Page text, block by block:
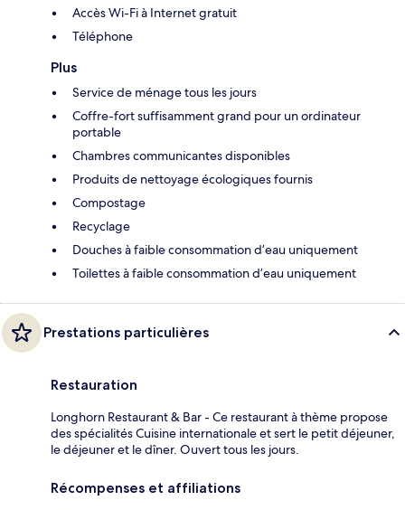
Accès Wi-Fi à Internet gratuit
Téléphone
Plus
Service de ménage tous les jours
Coffre-fort suffisamment grand pour un ordinateur
portable
Chambres communicantes disponibles
Produits de nettoyage écologiques fournis
Compostage
Recyclage
Douches à faible consommation d’eau uniquement
Toilettes à faible consommation d’eau uniquement
Prestations particulières
Restauration
Longhorn Restaurant & Bar - Ce restaurant à thème propose
des spécialités Cuisine internationale et sert le petit déjeuner,
le déjeuner et le dîner. Ouvert tous les jours.
Récompenses et affiliations